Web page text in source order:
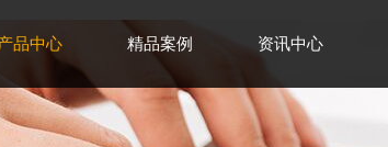
品中心 精品案例 资讯中心